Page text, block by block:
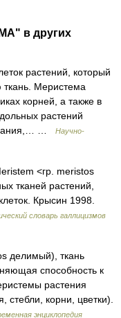
в других
растений, который
ткань. Меристема
корней, а также в
растений
…
Научно-
<гр. meristos
тканей растений,
Крысин 1998.
словарь галлицизмов
делимый), ткань
способность к
растения
стебли, корни, цветки).
энциклопедия